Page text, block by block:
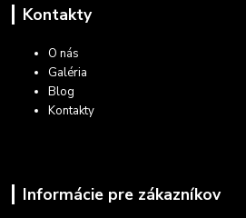
Kontakty
O nás
Galéria
Blog
Kontakty
Informácie pre zákazníkov